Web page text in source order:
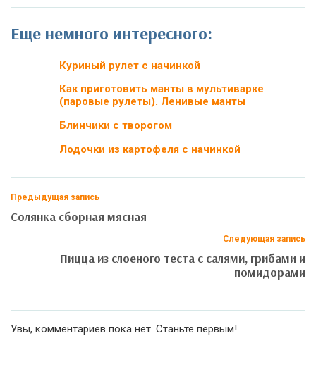
Еще немного интересного:
Куриный рулет с начинкой
Как приготовить манты в мультиварке
(паровые рулеты). Ленивые манты
Блинчики с творогом
Лодочки из картофеля с начинкой
Предыдущая запись
Солянка сборная мясная
Следующая запись
Пицца из слоеного теста с салями, грибами и
помидорами
Увы, комментариев пока нет. Станьте первым!